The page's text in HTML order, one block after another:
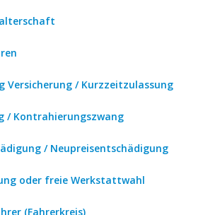
Versicherung / Kurzzeitzulassung
/ Kontrahierungszwang
/ Neupreisentschädigung
oder freie Werkstattwahl
(Fahrerkreis)